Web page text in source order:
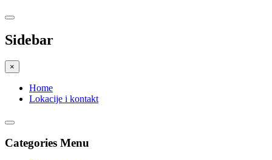
Sidebar
×
Home
Lokacije i kontakt
Categories Menu